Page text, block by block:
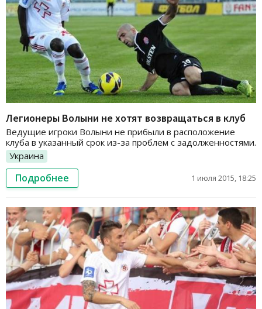
Легионеры Волыни не хотят возвращаться в клуб
Ведущие игроки Волыни не прибыли в расположение
клуба в указанный срок из-за проблем с задолженностями.
Украина
Подробнее 1 июля 2015, 18:25